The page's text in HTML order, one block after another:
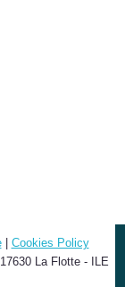
| Cookies Policy
La Flotte - ILE